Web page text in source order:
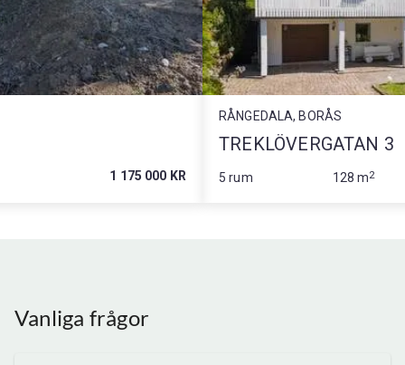
1 175 000 KR
RÅNGEDALA, BORÅS
TREKLÖVERGATAN 3
5 rum 128 m2
Vanliga frågor